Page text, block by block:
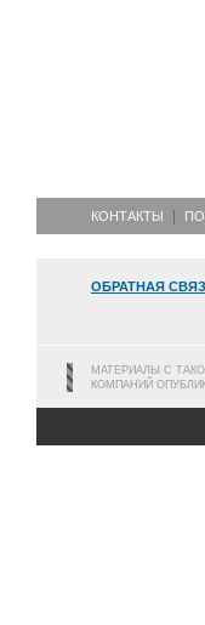
КОНТАКТЫ
ОБРАТНАЯ
МАТЕРИАЛЫ С
КОМПАНИЙ